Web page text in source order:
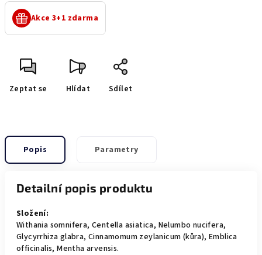
Akce 3+1 zdarma
Zeptat se Hlídat Sdílet
Popis Parametry
Detailní popis produktu
Složení:
Withania somnifera, Centella asiatica, Nelumbo nucifera,
Glycyrrhiza glabra, Cinnamomum zeylanicum (kůra), Emblica
officinalis, Mentha arvensis.